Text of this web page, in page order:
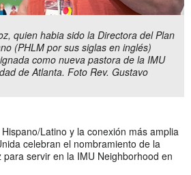
quien habia sido la Directora del Plan
(PHLM por sus siglas en inglés)
como nueva pastora de la IMU
de Atlanta. Foto Rev. Gustavo
Latino y la conexión más amplia
celebran el nombramiento de la
para servir en la IMU Neighborhood en